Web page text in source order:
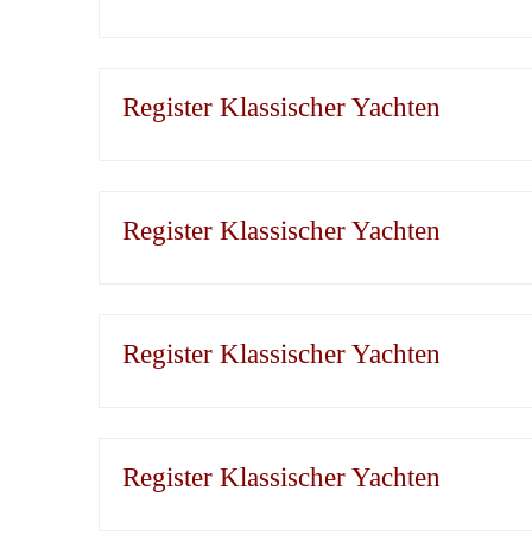
Register Klassischer Yachten
Register Klassischer Yachten
Register Klassischer Yachten
Register Klassischer Yachten